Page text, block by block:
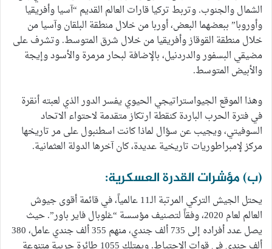
الشمال والجنوب. وتربط تركيا قارات العالم القديم “آسيا وأفريقيا
وأوروبا” ببعضهما البعض، أوربا من خلال منطقة البلقان وآسيا من
خلال منطقة القوقاز وأفريقيا من خلال شرق المتوسط. وتشرف على
مضيقي البسفور والدردنيل، بالإضافة لبحار مرمرة والأسود وإيجة
والأبيض المتوسط.
وهذا الموقع الجيواستراتيجي الحيوي يفسر الدور الذي لعبته أنقرة
في فترة الحرب الباردة كنقطة ارتكاز متقدمة لاحتواء الاتحاد
السوفيتي، ويجيب عن سؤال لماذا كانت اسطنبول على مر تاريخها
مركز لإمبراطوريات تاريخية عديدة، كان آخرها الدولة العثمانية.
(ب) مؤشرات القدرة العسكرية:
يحتل الجيش التركي المرتبة الـ11 عالمياً، في قائمة أقوى جيوش
العالم لعام 2020، وفقاً لتصنيف مؤسسة “غلوبال فاير باور”. حيث
يصل عدد أفراده إلى 735 ألف جندي، منهم 355 ألف جندي عامل، 380